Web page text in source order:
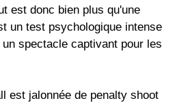
est donc bien plus qu'une
un test psychologique intense
spectacle captivant pour les
est jalonnée de penalty shoot